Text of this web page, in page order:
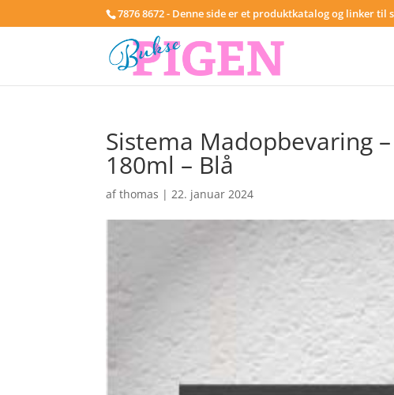
7876 8672 - Denne side er et produktkatalog og linker til
Sistema Madopbevaring
180ml – Blå
afthomas |22. januar 2024